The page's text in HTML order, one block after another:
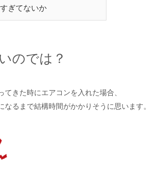
ぎてないか
のでは？
きた時にエアコンを入れた場合、
なるまで結構時間がかかりそうに思います。